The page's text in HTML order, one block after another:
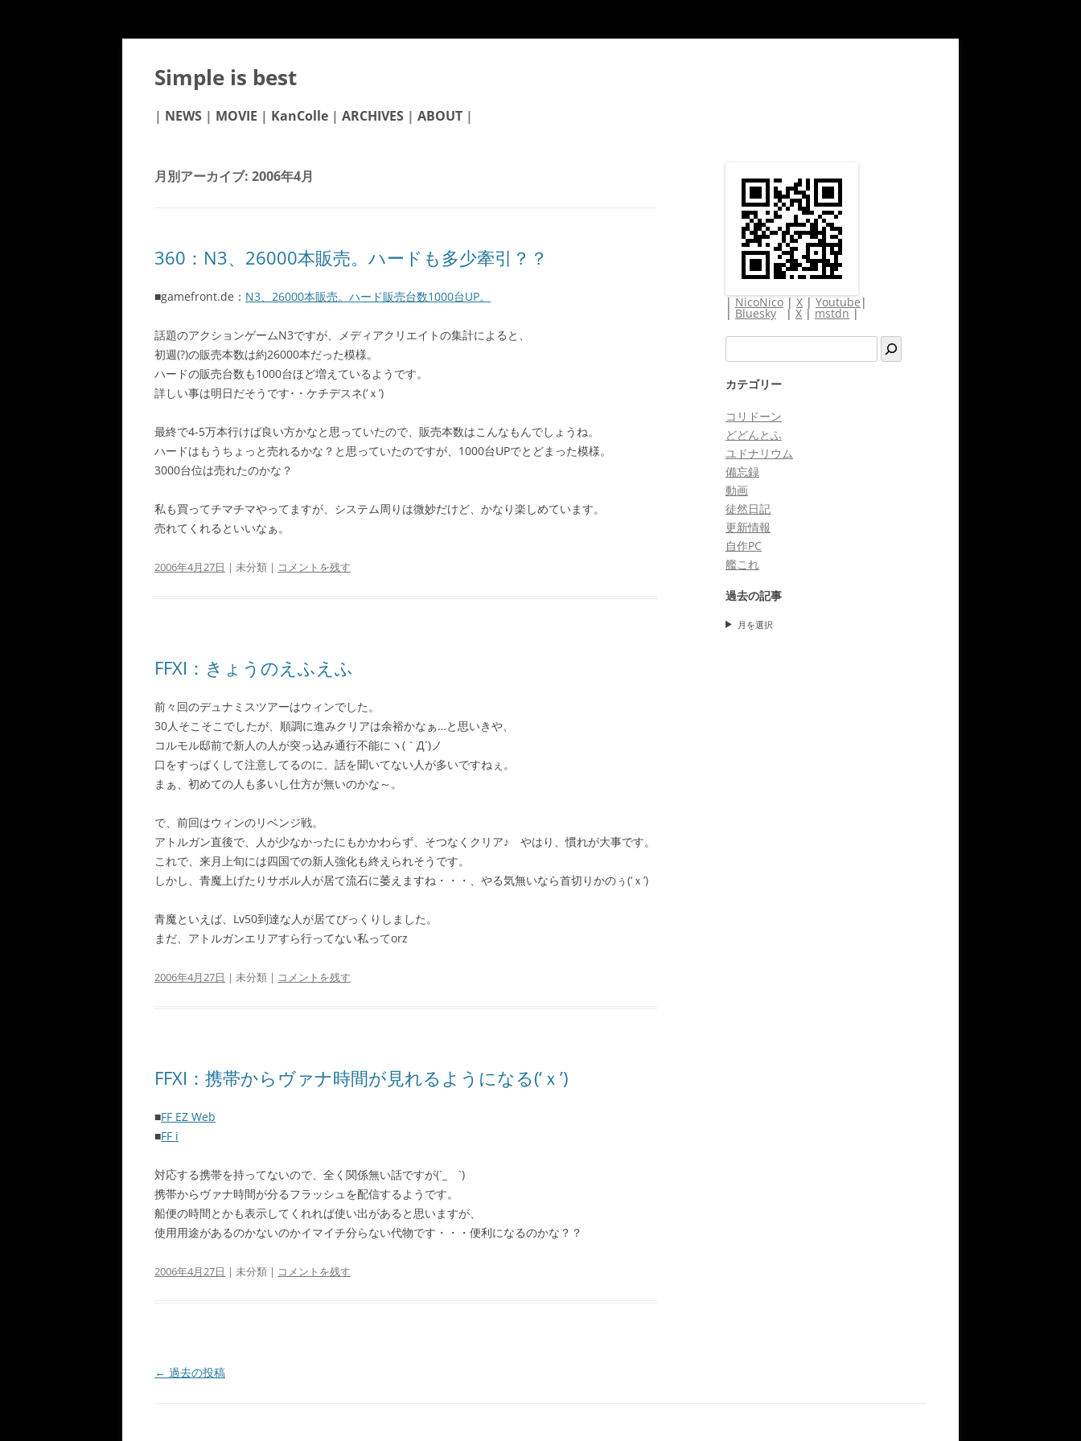
Simple is best
| NEWS | MOVIE | KanColle | ARCHIVES | ABOUT |
月別アーカイブ: 2006年4月
360：N3、26000本販売。ハードも多少牽引？？
■gamefront.de： N3、26000本販売。ハード販売台数1000台UP。
話題のアクションゲームN3ですが、メディアクリエイトの集計によると、
初週(?)の販売本数は約26000本だった模様。
ハードの販売台数も1000台ほど増えているようです。
詳しい事は明日だそうです･・ケチデスネ(‘ｘ’)
最終で4-5万本行けば良い方かなと思っていたので、販売本数はこんなもんでしょうね。
ハードはもうちょっと売れるかな？と思っていたのですが、1000台UPでとどまった模様。
3000台位は売れたのかな？
私も買ってチマチマやってますが、システム周りは微妙だけど、かなり楽しめています。
売れてくれるといいなぁ。
2006年4月27日 | 未分類 | コメントを残す
FFXI：きょうのえふえふ
前々回のデュナミスツアーはウィンでした。
30人そこそこでしたが、順調に進みクリアは余裕かなぁ…と思いきや、
コルモル邸前で新人の人が突っ込み通行不能にヽ(｀Д´)ノ
口をすっぱくして注意してるのに、話を聞いてない人が多いですねぇ。
まぁ、初めての人も多いし仕方が無いのかな～。
で、前回はウィンのリベンジ戦。
アトルガン直後で、人が少なかったにもかかわらず、そつなくクリア♪ やはり、慣れが大事です。
これで、来月上旬には四国での新人強化も終えられそうです。
しかし、青魔上げたりサボル人が居て流石に萎えますね・・・、やる気無いなら首切りかのぅ(‘ｘ’)
青魔といえば、Lv50到達な人が居てびっくりしました。
まだ、アトルガンエリアすら行ってない私ってorz
2006年4月27日 | 未分類 | コメントを残す
FFXI：携帯からヴァナ時間が見れるようになる(‘ｘ’)
■FF EZ Web
■FF i
対応する携帯を持ってないので、全く関係無い話ですが(´_ゝ`)
携帯からヴァナ時間が分るフラッシュを配信するようです。
船便の時間とかも表示してくれれば使い出があると思いますが、
使用用途があるのかないのかイマイチ分らない代物です・・・便利になるのかな？？
2006年4月27日 | 未分類 | コメントを残す
投
← 過去の投稿
| NicoNico | X | Youtube |
Bluesky| X| mstdn|
索
カテゴリー
コリドーン
どどんとふ
ユドナリウム
備忘録
動画
徒然日記
更新情報
自作PC
艦これ
過去の記事
月を選択